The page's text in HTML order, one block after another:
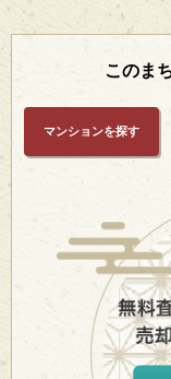
このま
マンションを探す